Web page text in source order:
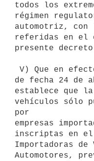
todos los
régimen
automotriz, con
referidas en el
presente
de fecha 24 de
establece que
vehículos sólo
por
empresas
inscriptas en el
Importadoras de
Automotores,